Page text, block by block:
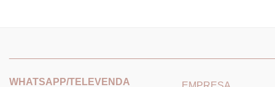
WHATSAPP/TELEVENDA